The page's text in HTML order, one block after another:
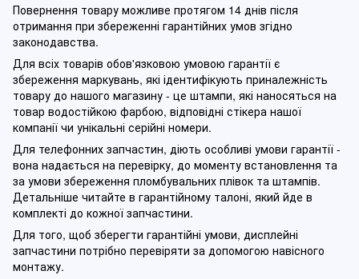
Повернення товару можливе протягом 14 днів після
отримання при збереженні гарантійних умов згідно
законодавства.
Для всіх товарів обов'язковою умовою гарантії є
збереження маркувань, які ідентифікують приналежність
товару до нашого магазину - це штампи, які наносяться на
товар водостійкою фарбою, відповідні стікера нашої
компанії чи унікальні серійні номери.
Для телефонних запчастин, діють особливі умови гарантії -
вона надається на перевірку, до моменту встановлення та
за умови збереження пломбувальних плівок та штампів.
Детальніше читайте в гарантійному талоні, який йде в
комплекті до кожної запчастини.
Для того, щоб зберегти гарантійні умови, дисплейні
запчастини потрібно перевіряти за допомогою навісного
монтажу.